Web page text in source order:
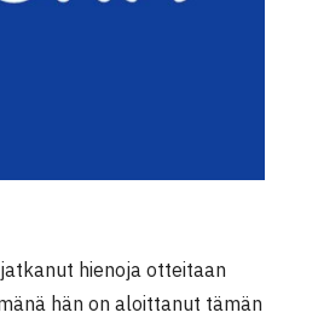
hienoja otteitaan
hän on aloittanut tämän